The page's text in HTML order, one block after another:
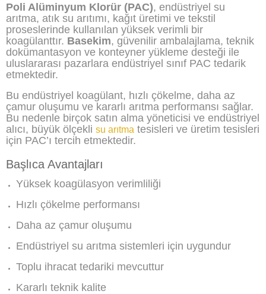
Poli Alüminyum Klorür (PAC), endüstriyel su
arıtma, atık su arıtımı, kağıt üretimi ve tekstil
proseslerinde kullanılan yüksek verimli bir
koagülanttır. Basekim, güvenilir ambalajlama, teknik
dokümantasyon ve konteyner yükleme desteği ile
uluslararası pazarlara endüstriyel sınıf PAC tedarik
etmektedir.
Bu endüstriyel koagülant, hızlı çökelme, daha az
çamur oluşumu ve kararlı arıtma performansı sağlar.
Bu nedenle birçok satın alma yöneticisi ve endüstriyel
alıcı, büyük ölçekli su arıtma tesisleri ve üretim tesisleri
için PAC’ı tercih etmektedir.
Başlıca Avantajları
Yüksek koagülasyon verimliliği
Hızlı çökelme performansı
Daha az çamur oluşumu
Endüstriyel su arıtma sistemleri için uygundur
Toplu ihracat tedariki mevcuttur
Kararlı teknik kalite